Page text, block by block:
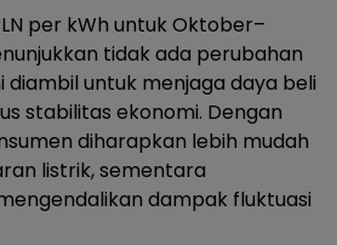
per kWh untuk Oktober–
tidak ada perubahan
diambil untuk menjaga daya beli
stabilitas ekonomi. Dengan
diharapkan lebih mudah
listrik, sementara
dampak fluktuasi